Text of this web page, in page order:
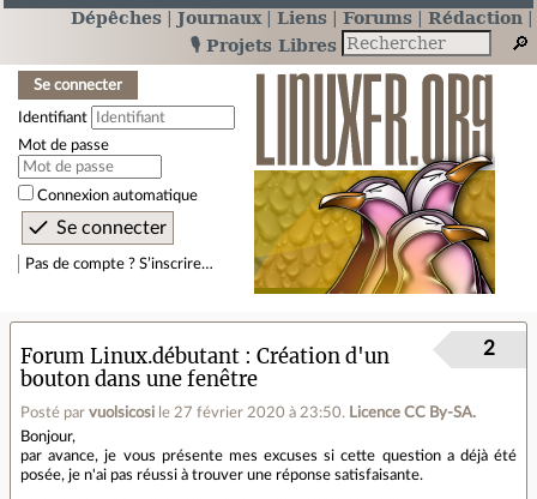
Dépêches Journaux Liens Forums
Rédaction
🎙️ Projets Libres
Se connecter
Identifiant
Mot de passe
Connexion automatique
Pas de compte ? S’inscrire…
Forum Linux.débutant
Création d'un
bouton dans une fenêtre
Posté par vuolsicosi le 27 février 2020 à 23:50. Licence CC By‑SA.
2
Bonjour,
par avance, je vous présente mes excuses si cette question a déjà été
posée, je n'ai pas réussi à trouver une réponse satisfaisante.